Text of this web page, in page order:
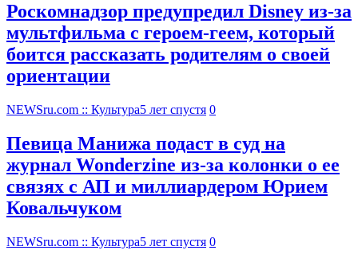
Роскомнадзор предупредил Disney из-за
мультфильма c героем-геем, который
боится рассказать родителям о своей
ориентации
NEWSru.com :: Культура5 лет спустя 0
Певица Манижа подаст в суд на
журнал Wonderzine из-за колонки о ее
связях с АП и миллиардером Юрием
Ковальчуком
NEWSru.com :: Культура5 лет спустя 0